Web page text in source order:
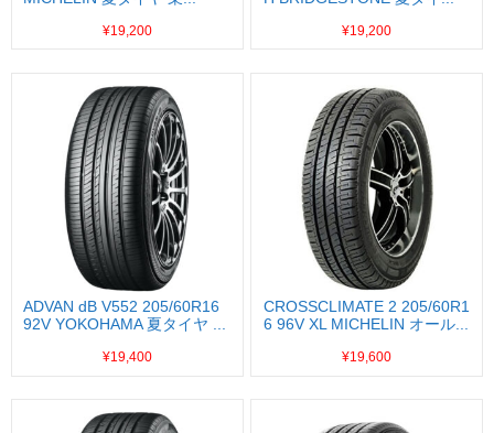
¥19,200 ¥19,200
ADVAN dB V552 205/60R16
92V YOKOHAMA 夏タイヤ ...
¥19,400
CROSSCLIMATE 2 205/60R1
6 96V XL MICHELIN オール...
¥19,600